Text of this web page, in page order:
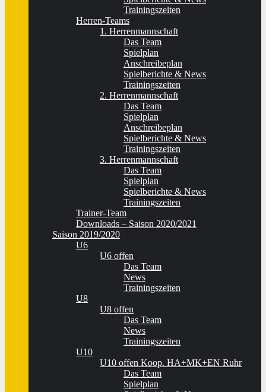
Trainingszeiten
Herren-Teams
1. Herrenmannschaft
Das Team
Spielplan
Anschreibeplan
Spielberichte & News
Trainingszeiten
2. Herrenmannschaft
Das Team
Spielplan
Anschreibeplan
Spielberichte & News
Trainingszeiten
3. Herrenmannschaft
Das Team
Spielplan
Spielberichte & News
Trainingszeiten
Trainer-Team
Downloads – Saison 2020/2021
Saison 2019/2020
U6
U6 offen
Das Team
News
Trainingszeiten
U8
U8 offen
Das Team
News
Trainingszeiten
U10
U10 offen Koop. HA+MK+EN Ruhr
Das Team
Spielplan